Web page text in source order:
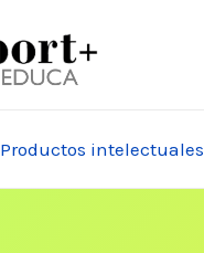
Productos intelectuales